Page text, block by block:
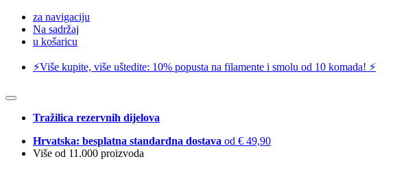
za navigaciju
Na sadržaj
u košaricu
⚡️Više kupite, više uštedite: 10% popusta na filamente i smolu od 10 komada! ⚡️
Tražilica rezervnih dijelova
Hrvatska: besplatna standardna dostava od € 49,90
Više od 11.000 proizvoda